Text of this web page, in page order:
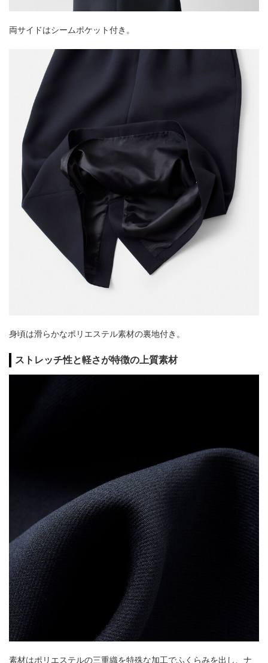
両サイドはシームポケット付き。
身頃は滑らかなポリエステル素材の裏地付き。
ストレッチ性と軽さが特徴の上質素材
素材はポリエステルの三重織を特殊な加工でふくらみを出し、ナ